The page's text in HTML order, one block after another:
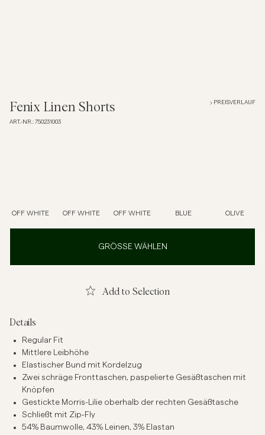
Hemden
T-Shirts
Unterwäsche
Fenix Linen Shorts
ART.-NR.: 750231003
PREISVERLAUF
OFF WHITE OFF WHITE OFF WHITE BLUE OLIVE
GRÖSSE WÄHLEN
Add to Selection
Details
Regular Fit
Mittlere Leibhöhe
Elastischer Bund mit Kordelzug
Zwei schräge Fronttaschen, paspelierte Gesäßtaschen mit
Knöpfen
Gestickte Morris-Lilie oberhalb der rechten Gesäßtasche
Schließt mit Zip-Fly
54% Baumwolle, 43% Leinen, 3% Elastan